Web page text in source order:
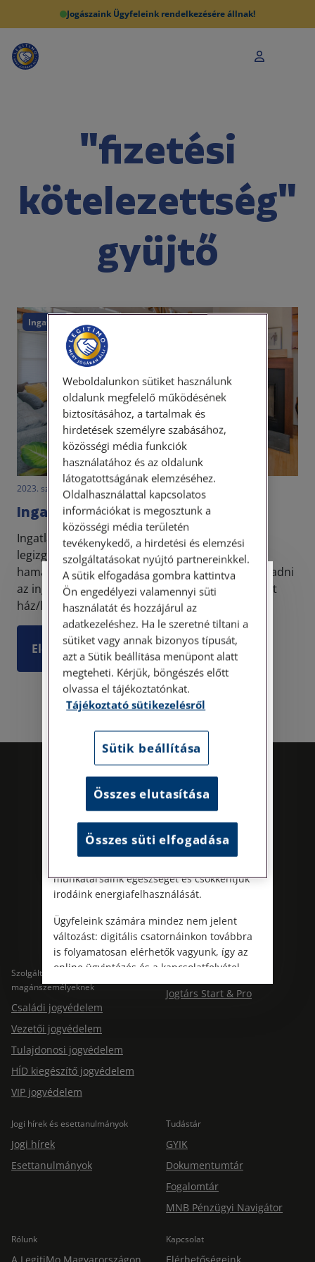
Jogászaink Ügyfeleink rendelkezésére állnak!
"fizetési
kötelezettség"
gyüjtő
Ingatlan
2023. szeptember 13. • dr. Gombolai Éva
Ingatlan eladásának költségei
Ingatlan eladásakor az eladó számára a
legizgalmasabb kérdés jellemzően, hogy minél
hamarabb és minél magasabb áron el lehessen adni
az ingatlant, míg a vevő esetében a megálmodott
ház/lakás, vagy ...
Elolvasom
Kövess minket!
Szolgáltatások
magánszemélyeknek
Családi jogvédelem
Vezetői jogvédelem
Tulajdonosi jogvédelem
HÍD kiegészítő jogvédelem
VIP jogvédelem
Jogtárs Start & Pro
Jogi hírek és esettanulmányok
Jogi hírek
Esettanulmányok
Tudástár
GYIK
Dokumentumtár
Fogalomtár
MNB Pénzügyi Navigátor
Rólunk Kapcsolat
Személyes ügyfélfogadás
Tisztelt Ügyfeleink!
Személyes ügyfélszolgálatunk telefonon
történő előzetes időpontegyeztetés után,
szerdai napokon érhető el.
Címünk: 1087 Budapest, Hungária körút
30/A. 8. emelet. Pontos megközelítési
útmutatónk a Kapcsolat – Elérhetőségeink
menüpont alatt érhető el.
Az energiatudatos és fenntartható
működés iránti elkötelezettségünk
részeként augusztus 8-án, szombaton
tartunk. A rendkívüli hőségre és az
energiaellátási rendszer terhelésére
munkatársaink egészségét és csökkentjük
irodáink energiafelhasználását.
Ügyfeleink számára mindez nem jelent
változást: digitális csatornáinkon továbbra
is folyamatosan elérhetők vagyunk, így az
online ügyintézés és a kapcsolatfelvétel
változatlanul biztosított.
Weboldalunkon sütiket használunk
oldalunk megfelelő működésének
biztosításához, a tartalmak és
hirdetések személyre szabásához,
közösségi média funkciók
használatához és az oldalunk
látogatottságának elemzéséhez.
Oldalhasználattal kapcsolatos
információkat is megosztunk a
közösségi média területén
tevékenykedő, a hirdetési és elemzési
szolgáltatásokat nyújtó partnereinkkel.
A sütik elfogadása gombra kattintva
Ön engedélyezi valamennyi süti
használatát és hozzájárul az
adatkezeléshez. Ha le szeretné tiltani a
sütiket vagy annak bizonyos típusát,
azt a Sütik beállítása menüpont alatt
megteheti. Kérjük, böngészés előtt
olvassa el tájékoztatónkat.
Tájékoztató sütikezelésről
Sütik beállítása
Összes elutasítása
Összes süti elfogadása